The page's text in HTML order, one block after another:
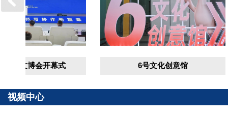
文博会开幕式 6号文化创意馆
视频中心